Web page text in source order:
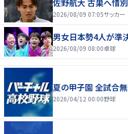
佐野航大 古巣へ惜
2026/08/09 07:05サッカー
男女日本勢4人が準
2026/08/09 08:00卓球
夏の甲子園 全試合無
2026/04/12 00:00野球